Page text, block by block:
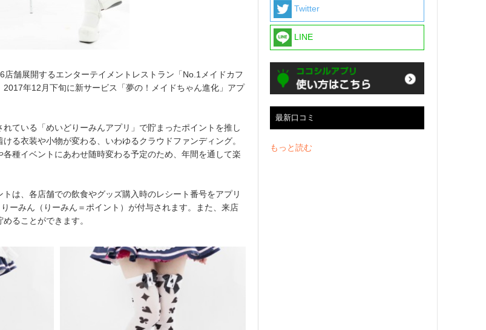
舗展開するエンターテイメントレストラン「No.1メイドカフ
年12月下旬に新サービス「夢の！メイドちゃん進化」アプ
ている「めいどりーみんアプリ」で貯まったポイントを推し
る衣装や小物が変わる、いわゆるクラウドファンディング。
種イベントにあわせ随時変わる予定のため、年間を通して楽
トは、各店舗での飲食やグッズ購入時のレシート番号をアプリ
ーみん（りーみん＝ポイント）が付与されます。また、来店
ることができます。
Twitter
LINE
最新口コミ
もっと読む